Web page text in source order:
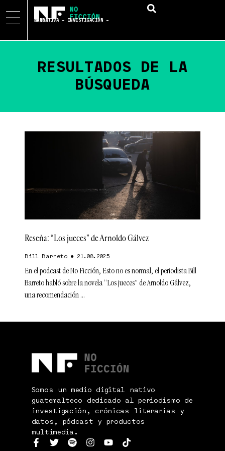
NARRATIVA – INVESTIGACIÓN – DATOS
RESULTADOS DE LA
BÚSQUEDA
Reseña: “Los jueces” de Arnoldo Gálvez
Bill Barreto 21.08.2025
En el podcast de No Ficción, Esto no es normal, el periodista Bill
Barreto habló sobre la novela “Los jueces” de Arnoldo Gálvez,
una recomendación
Somos un medio digital nativo
guatemalteco dedicado al periodismo de
investigación, crónicas literarias y
datos, pódcast y productos
multimedia.